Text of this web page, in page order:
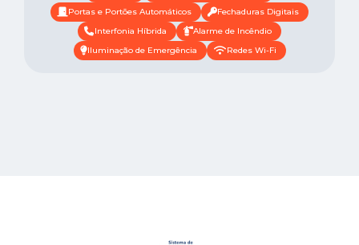
Portas e Portões Automáticos
Fechaduras Digitais
Interfonia Híbrida
Alarme de Incêndio
Iluminação de Emergência
Redes Wi-Fi